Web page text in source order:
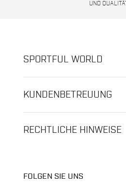
UND QUALITÄT
SPORTFUL WORLD
KUNDENBETREUUNG
RECHTLICHE HINWEISE
FOLGEN SIE UNS